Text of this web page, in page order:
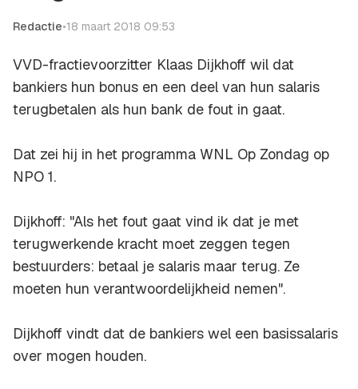
Redactie•18 maart 2018 09:53
VVD-fractievoorzitter Klaas Dijkhoff wil dat
bankiers hun bonus en een deel van hun salaris
terugbetalen als hun bank de fout in gaat.
Dat zei hij in het programma WNL Op Zondag op
NPO 1.
Dijkhoff: "Als het fout gaat vind ik dat je met
terugwerkende kracht moet zeggen tegen
bestuurders: betaal je salaris maar terug. Ze
moeten hun verantwoordelijkheid nemen".
Dijkhoff vindt dat de bankiers wel een basissalaris
over mogen houden.